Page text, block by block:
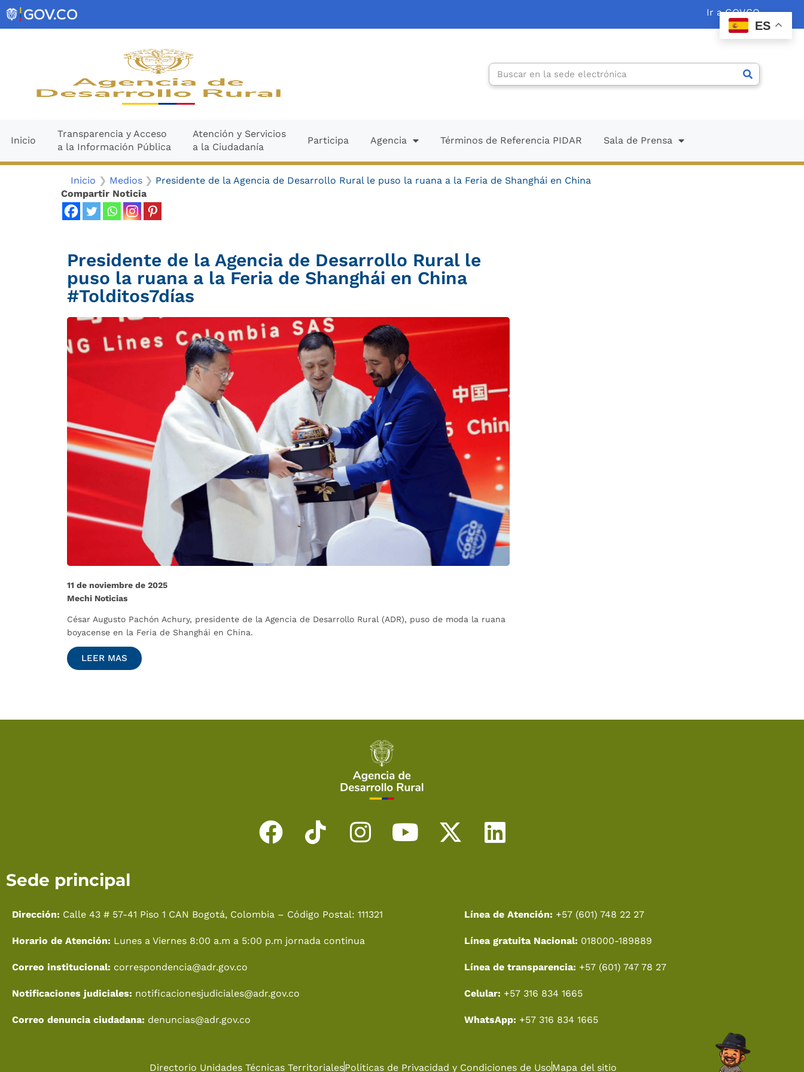
contenido
al
contenido
Ir a GOV.CO
Search
Inicio
Transparencia y Acceso
a la Información Pública
Atención y Servicios
a la Ciudadanía
Participa Agencia Términos de Referencia PIDAR Sala de Prensa
Inicio Medios
Presidente de la Agencia de Desarrollo Rural le puso la ruana a la Feria de Shanghái en China
Compartir Noticia
Presidente de la Agencia de Desarrollo Rural le
puso la ruana a la Feria de Shanghái en China
#Tolditos7días
11 de noviembre de 2025
Mechi Noticias
César Augusto Pachón Achury, presidente de la Agencia de Desarrollo Rural (ADR), puso de moda la ruana
boyacense en la Feria de Shanghái en China.
LEER MAS
F
b
o
k
T
t
o
k
I
t
a
g
Y
X
w
L
k
e
d
i
n
Sede principal
Dirección: Calle 43 # 57-41 Piso 1 CAN Bogotá, Colombia – Código Postal: 111321
Horario de Atención: Lunes a Viernes 8:00 a.m a 5:00 p.m jornada continua
Correo institucional: correspondencia@adr.gov.co
Notificaciones judiciales: notificacionesjudiciales@adr.gov.co
Correo denuncia ciudadana: denuncias@adr.gov.co
Línea de Atención: +57 (601) 748 22 27
Línea gratuita Nacional: 018000-189889
Línea de transparencia: +57 (601) 747 78 27
Celular: +57 316 834 1665
WhatsApp: +57 316 834 1665
Directorio Unidades Técnicas TerritorialesPolíticas de Privacidad y Condiciones de UsoMapa del sitio
ES